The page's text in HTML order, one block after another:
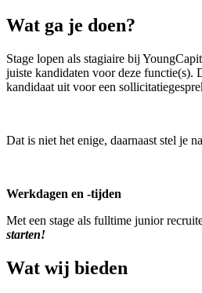
Wat ga je doen?
Stage lopen als stagiaire bij
juiste kandidaten voor deze functie(s).
kandidaat uit voor een
Dat is niet het enige, daarnaast stel je
Werkdagen en -tijden
Met een stage als fulltime junior
starten!
Wat wij bieden